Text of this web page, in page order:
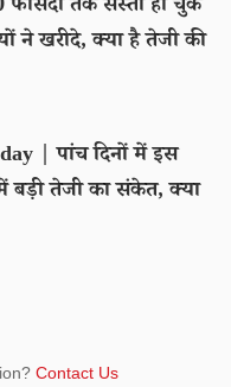
तक सस्ता हो चुके
ने खरीदे, क्या है तेजी की
| पांच दिनों में इस
बड़ी तेजी का संकेत, क्या
Contact Us